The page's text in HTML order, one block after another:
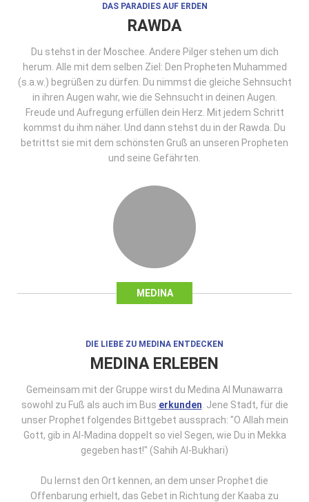
MEDINA
DAS PARADIES AUF ERDEN
RAWDA
Du stehst in der Moschee. Andere Pilger stehen um dich
herum. Alle mit dem selben Ziel: Den Propheten Muhammed
(s.a.w.) begrüßen zu dürfen. Du nimmst die gleiche Sehnsucht
in ihren Augen wahr, wie die Sehnsucht in deinen Augen.
Freude und Aufregung erfüllen dein Herz. Mit jedem Schritt
kommst du ihm näher. Und dann stehst du in der Rawda. Du
betrittst sie mit dem schönsten Gruß an unseren Propheten
und seine Gefährten.
DIE LIEBE ZU MEDINA ENTDECKEN
MEDINA ERLEBEN
Gemeinsam mit der Gruppe wirst du Medina Al Munawarra
sowohl zu Fuß als auch im Bus erkunden . Jene Stadt, für die
unser Prophet folgendes Bittgebet aussprach: "O Allah mein
Gott, gib in Al-Madina doppelt so viel Segen, wie Du in Mekka
gegeben hast!" (Sahih Al-Bukhari)
Du lernst den Ort kennen, an dem unser Prophet die
Offenbarung erhielt, das Gebet in Richtung der Kaaba zu